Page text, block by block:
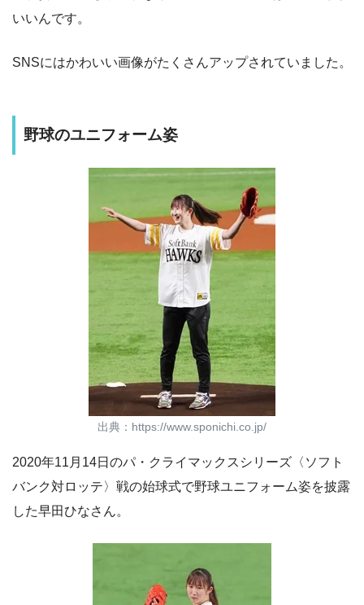
いいんです。
SNSにはかわいい画像がたくさんアップされていました。
野球のユニフォーム姿
出典：https://www.sponichi.co.jp/
2020年11月14日のパ・クライマックスシリーズ〈ソフト
バンク対ロッテ〉戦の始球式で野球ユニフォーム姿を披露
した早田ひなさん。